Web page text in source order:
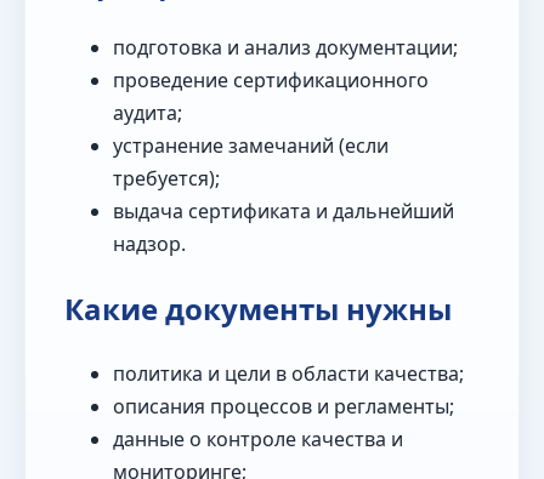
подготовка и анализ документации;
проведение сертификационного
аудита;
устранение замечаний (если
требуется);
выдача сертификата и дальнейший
надзор.
Какие документы нужны
политика и цели в области качества;
описания процессов и регламенты;
данные о контроле качества и
мониторинге;